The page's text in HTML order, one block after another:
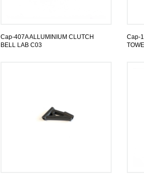
Cap-407A ALLUMINIUM CLUTCH
BELL LAB C03
Cap-